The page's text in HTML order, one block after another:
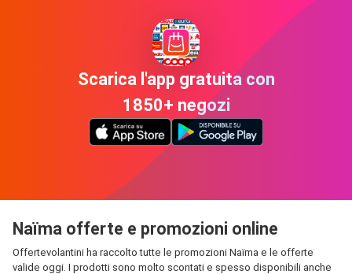
Scarica l'app gratuita con
1850+ negozi
Naïma offerte e promozioni online
Offertevolantini ha raccolto tutte le promozioni Naïma e le offerte
valide oggi. I prodotti sono molto scontati e spesso disponibili anche